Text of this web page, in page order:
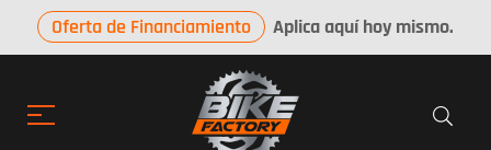
Oferta de Financiamiento Aplica aquí hoy mismo.